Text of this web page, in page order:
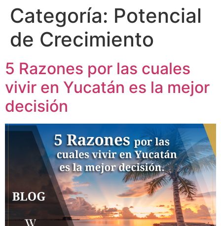
Categoría: Potencial
de Crecimiento
5 Razones por las cuales
vivir en Yucatán es la mejor
decisión